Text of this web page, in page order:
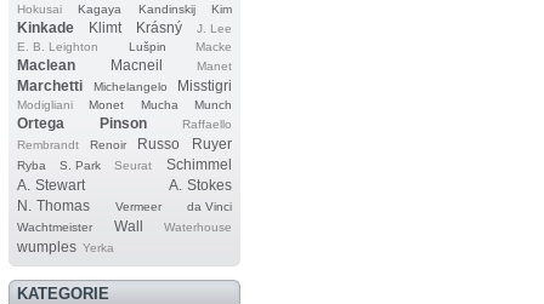
Hokusai
Kagaya Kandinskij Kim
Kinkade Klimt Krásný
J. Lee
E. B. Leighton
Lušpin Macke
Maclean Macneil Manet
Marchetti Michelangelo Misstigri
Modigliani Monet Mucha Munch
Ortega Pinson
Raffaello
Rembrandt
Renoir Russo Ruyer
Ryba S. Park Seurat
Schimmel
A. Stewart
A. Stokes
N. Thomas
Vermeer
da Vinci
Wachtmeister
Wall Waterhouse
wumples Yerka
KATEGORIE